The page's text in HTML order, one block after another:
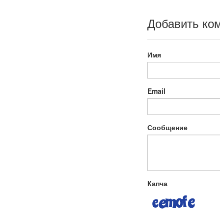
Добавить
Имя
Email
Сообщение
Капча